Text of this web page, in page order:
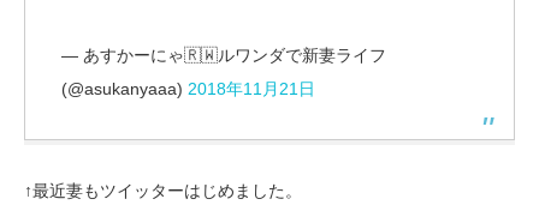
— あすかーにゃ🇷🇼ルワンダで新妻ライフ
(@asukanyaaa) 2018年11月21日
↑最近妻もツイッターはじめました。